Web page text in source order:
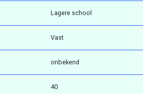
Lagere school
Vast
onbekend
40